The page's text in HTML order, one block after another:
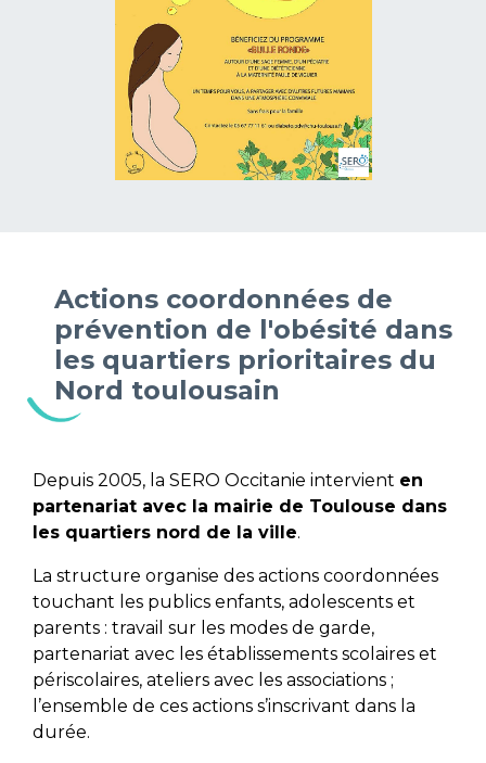
Actions coordonnées de
prévention de l'obésité dans
les quartiers prioritaires du
Nord toulousain
Depuis 2005, la SERO Occitanie intervient en
partenariat avec la mairie de Toulouse dans
les quartiers nord de la ville.
La structure organise des actions coordonnées
touchant les publics enfants, adolescents et
parents : travail sur les modes de garde,
partenariat avec les établissements scolaires et
périscolaires, ateliers avec les associations ;
l’ensemble de ces actions s’inscrivant dans la
durée.